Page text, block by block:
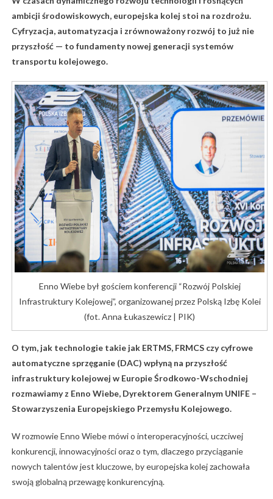
ambicji środowiskowych, europejska kolej stoi na rozdrożu.
Cyfryzacja, automatyzacja i zrównoważony rozwój to już nie
przyszłość — to fundamenty nowej generacji systemów
transportu kolejowego.
Enno Wiebe był gościem konferencji “Rozwój Polskiej
Infrastruktury Kolejowej”, organizowanej przez Polską Izbę Kolei
(fot. Anna Łukaszewicz | PIK)
O tym, jak technologie takie jak ERTMS, FRMCS czy cyfrowe
automatyczne sprzęganie (DAC) wpłyną na przyszłość
infrastruktury kolejowej w Europie Środkowo-Wschodniej
rozmawiamy z Enno Wiebe, Dyrektorem Generalnym UNIFE –
Stowarzyszenia Europejskiego Przemysłu Kolejowego.
W rozmowie Enno Wiebe mówi o interoperacyjności, uczciwej
konkurencji, innowacyjności oraz o tym, dlaczego przyciąganie
nowych talentów jest kluczowe, by europejska kolej zachowała
swoją globalną przewagę konkurencyjną.